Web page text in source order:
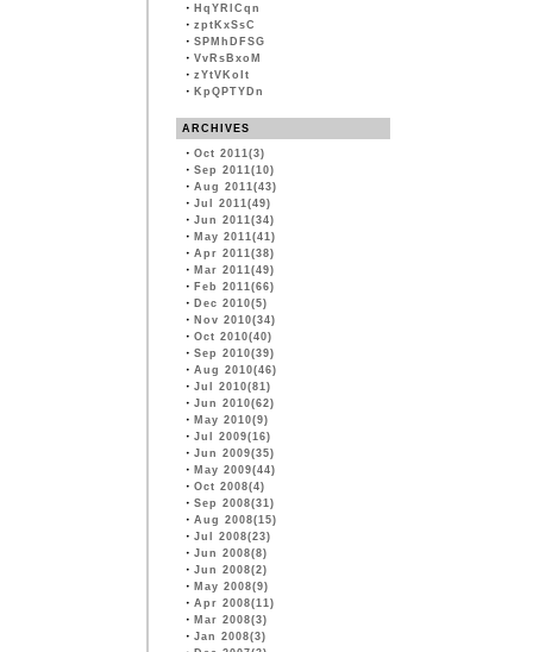
・ HqYRlCqn
・ zptKxSsC
・ SPMhDFSG
・ VvRsBxoM
・ zYtVKoIt
・ KpQPTYDn
ARCHIVES
・ Oct 2011(3)
・ Sep 2011(10)
・ Aug 2011(43)
・ Jul 2011(49)
・ Jun 2011(34)
・ May 2011(41)
・ Apr 2011(38)
・ Mar 2011(49)
・ Feb 2011(66)
・ Dec 2010(5)
・ Nov 2010(34)
・ Oct 2010(40)
・ Sep 2010(39)
・ Aug 2010(46)
・ Jul 2010(81)
・ Jun 2010(62)
・ May 2010(9)
・ Jul 2009(16)
・ Jun 2009(35)
・ May 2009(44)
・ Oct 2008(4)
・ Sep 2008(31)
・ Aug 2008(15)
・ Jul 2008(23)
・ Jun 2008(8)
・ Jun 2008(2)
・ May 2008(9)
・ Apr 2008(11)
・ Mar 2008(3)
・ Jan 2008(3)